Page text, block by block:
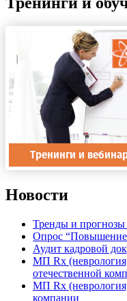
Новости
Тренды и прогнозы
Опрос “Повышение
Аудит кадровой
МП Rx
отечественной
МП Rx
компании